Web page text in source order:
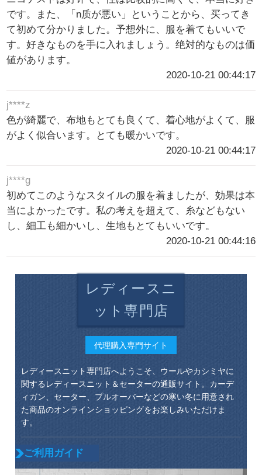
です。また、「n质が悪い」ということから、买ってき
て初めて分かりました。予想外に、服を着てもいいで
す。好きなものを手に入れましょう。绝対的なものは価
値があります。
2020-10-21 00:44:17
j****z
色が綺麗で、布地もとても良くて、着心地がよくて、服
がよく似合います。とても暖かいです。
2020-10-21 00:44:17
j****g
初めてこのようなスタイルの服を着ましたが、効果は本
当によかったです。私の考えを超えて、糸などもない
し、細工も細かいし、生地もとてもいいです。
2020-10-21 00:44:16
レディースニ
ット専門店
代理購入専門サイト
レディースニット専門店へようこそ、ウールやカシミヤに
関するレディースニット＆セーターの通販サイト。カーデ
ィガン、セーター、プルオーバーなどの寒い冬に用意され
た商品のオンラインショッピングをお楽しみいただけま
す。
ご利用ガイド